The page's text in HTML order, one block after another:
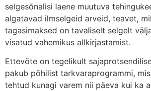
selgesõnalisi laene muutuva
algatavad ilmselgeid arveid, teavet,
tagasimaksed on tavaliselt selgelt
visatud vahemikus allkirjastamist.
Ettevõte on tegelikult
pakub põhilist tarkvaraprogrammi,
tehtud kunagi varem nii päeva kui ka